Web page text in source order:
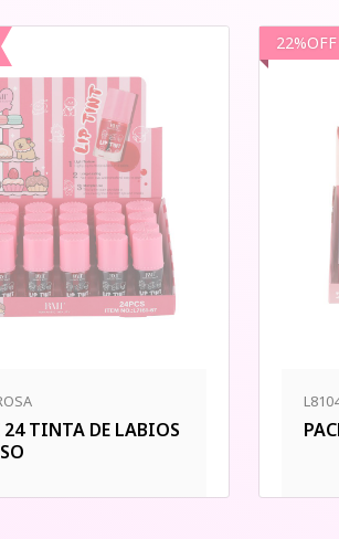
24 TINTA DE LABIOS
22%OFF